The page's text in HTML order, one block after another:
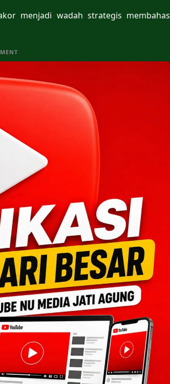
menjadi wadah strategis membahas